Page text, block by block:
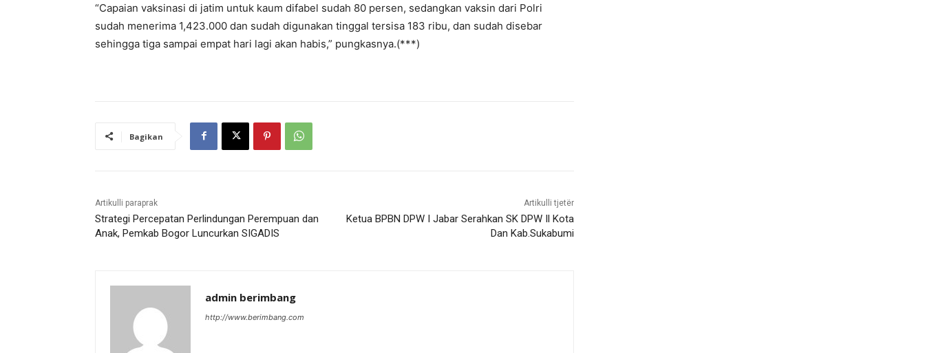
“Capaian vaksinasi di jatim untuk kaum difabel sudah 80 persen, sedangkan vaksin dari Polri
sudah menerima 1,423.000 dan sudah digunakan tinggal tersisa 183 ribu, dan sudah disebar
sehingga tiga sampai empat hari lagi akan habis,” pungkasnya.(***)
Bagikan
Artikulli paraprak
Strategi Percepatan Perlindungan Perempuan dan
Anak, Pemkab Bogor Luncurkan SIGADIS
Artikulli tjetër
Ketua BPBN DPW I Jabar Serahkan SK DPW Il Kota
Dan Kab.Sukabumi
admin berimbang
http://www.berimbang.com